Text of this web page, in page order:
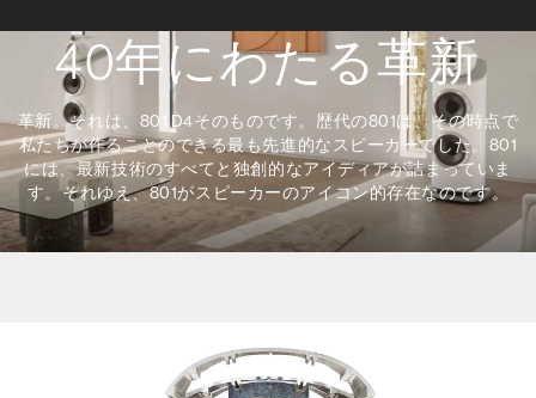
40年にわたる革新
革新。それは、801 D4そのものです。歴代の801は、その時点で
私たちが作ることのできる最も先進的なスピーカーでした。801
には、最新技術のすべてと独創的なアイディアが詰まっていま
す。それゆえ、801がスピーカーのアイコン的存在なのです。